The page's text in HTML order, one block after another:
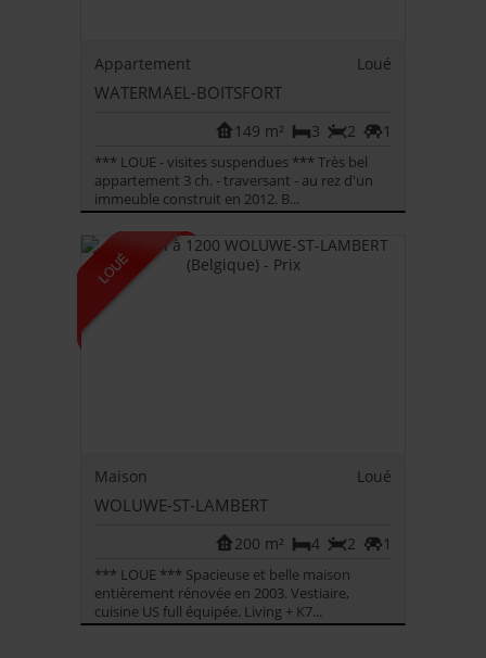
Appartement Loué
WATERMAEL-BOITSFORT
1
2
3
149 m²
*** LOUE - visites suspendues *** Très bel
appartement 3 ch. - traversant - au rez d'un
immeuble construit en 2012. B...
Maison Loué
WOLUWE-ST-LAMBERT
1
2
4
200 m²
*** LOUE *** Spacieuse et belle maison
entièrement rénovée en 2003. Vestiaire,
cuisine US full équipée. Living + K7...